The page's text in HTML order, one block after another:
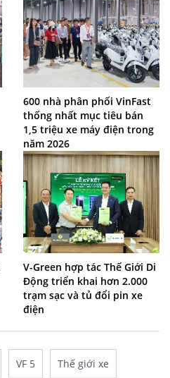
600 nhà phân phối VinFast
thống nhất mục tiêu bán
1,5 triệu xe máy điện trong
năm 2026
V-Green hợp tác Thế Giới Di
Động triển khai hơn 2.000
trạm sạc và tủ đổi pin xe
điện
VF 5 Thế giới xe